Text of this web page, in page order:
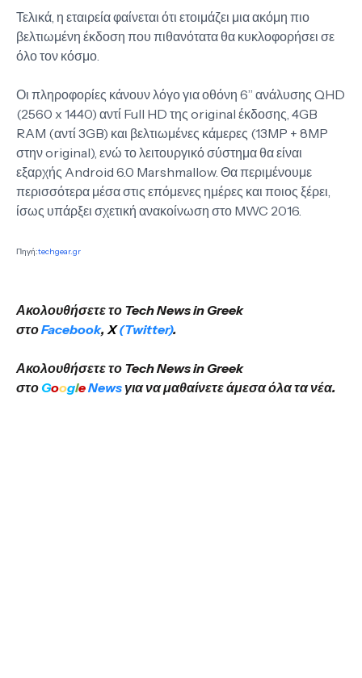
Τελικά, η εταιρεία φαίνεται ότι ετοιμάζει μια ακόμη πιο
βελτιωμένη έκδοση που πιθανότατα θα κυκλοφορήσει σε
όλο τον κόσμο.
Οι πληροφορίες κάνουν λόγο για οθόνη 6” ανάλυσης QHD
(2560 x 1440) αντί Full HD της original έκδοσης, 4GB
RAM (αντί 3GB) και βελτιωμένες κάμερες (13MP + 8MP
στην original), ενώ το λειτουργικό σύστημα θα είναι
εξαρχής Android 6.0 Marshmallow. Θα περιμένουμε
περισσότερα μέσα στις επόμενες ημέρες και ποιος ξέρει,
ίσως υπάρξει σχετική ανακοίνωση στο MWC 2016.
Πηγή:techgear.gr
Ακολουθήσετε το Tech News in Greek
στοFacebook,X(Twitter).
Ακολουθήσετε το Tech News in Greek
στο GoogleNews για να μαθαίνετε άμεσα όλα τα νέα.